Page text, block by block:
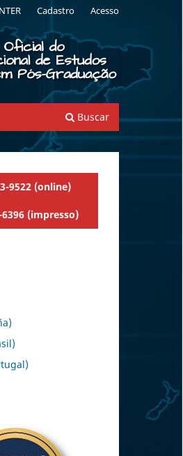
Buscar
Cadastro Acesso
9522 (online)
6396 (impresso)